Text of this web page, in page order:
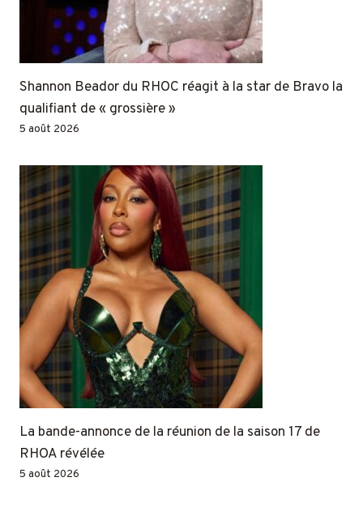
Shannon Beador du RHOC réagit à la star de Bravo la
qualifiant de « grossière »
5 août 2026
La bande-annonce de la réunion de la saison 17 de
RHOA révélée
5 août 2026